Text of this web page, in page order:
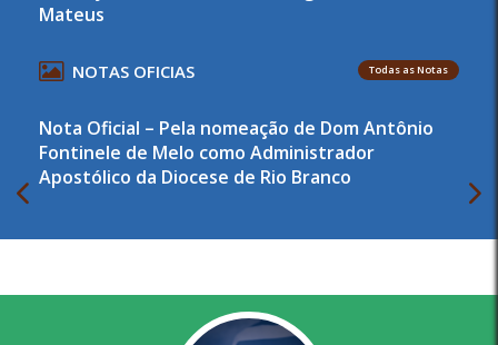
Mateus
NOTAS OFICIAS Todas as Notas
Nota Oficial – Pela nomeação de Dom Antônio
Fontinele de Melo como Administrador
Apostólico da Diocese de Rio Branco